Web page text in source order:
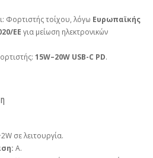
Φορτιστής τοίχου, λόγω Ευρωπαϊκής
ΕΕ για μείωση ηλεκτρονικών
15W–20W USB-C PD.
σε λειτουργία.
Α.